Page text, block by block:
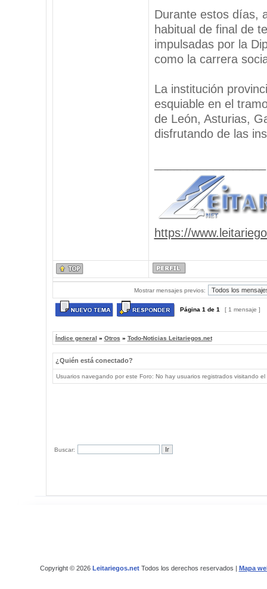
Durante estos días,
habitual de final de
impulsadas por la
como la carrera
La institución
esquiable en el
de León, Asturias,
disfrutando de las
https://
Mostrar mensajes previos:
Página 1 de 1 [ 1 mensaje ]
Índice general » Otros » Todo-Noticias Leitariegos.net
¿Quién está conectado?
Usuarios navegando por este Foro: No hay usuarios registrados visitando
Buscar:
Copyright © 2026 Leitariegos.netTodos los derechos reservados | Mapa